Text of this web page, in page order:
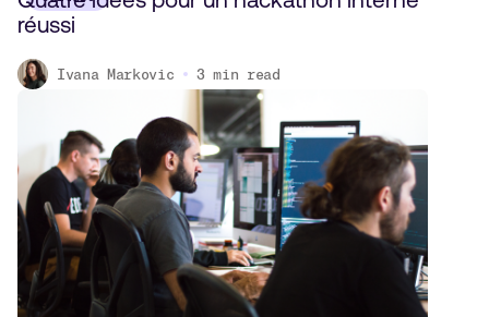
réussi
Ivana Markovic 3 min read